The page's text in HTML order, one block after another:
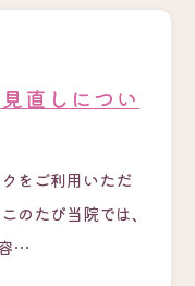
直しについ
をご利用いただ
のたび当院では、
…